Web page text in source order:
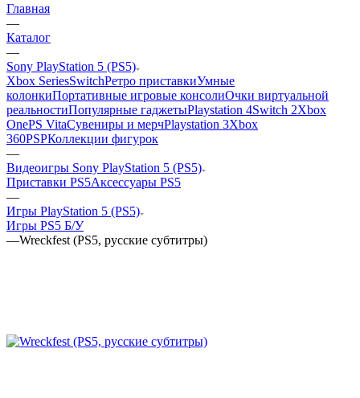
Главная
—
Каталог
—
Sony PlayStation 5 (PS5)
Xbox SeriesSwitchРетро приставкиУмные
колонкиПортативные игровые консолиОчки виртуальной
реальностиПопулярные гаджетыPlaystation 4Switch 2Xbox
OnePS VitaСувениры и мерчPlaystation 3Xbox
360PSPКоллекции фигурок
—
Видеоигры Sony PlayStation 5 (PS5)
Приставки PS5Аксессуары PS5
—
Игры PlayStation 5 (PS5)
Игры PS5 Б/У
—Wreckfest (PS5, русские субтитры)